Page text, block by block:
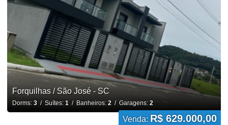
Forquilhas / São José - SC
Dorms: 3/ Suítes: 1/ Banheiros: 2/ Garagens: 2
Venda: R$ 629.000,00